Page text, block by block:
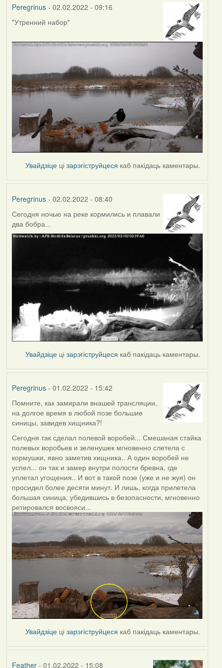
Peregrinus- 02.02.2022 - 09:16
"Утренний набор"
Увайдзіце цізарэгіструйцеся каб пакідаць каментары.
Peregrinus- 02.02.2022 - 08:40
Сегодня ночью на реке кормились и плавали
два бобра...
Увайдзіце цізарэгіструйцеся каб пакідаць каментары.
Peregrinus- 01.02.2022 - 15:42
Помните, как замирали внашей трансляции,
на долгое время в любой позе большие
синицы, завидев хищника?!
Сегодня так сделал полевой воробей... Смешаная стайка
полевых воробьев и зеленушек мгновенно слетела с
кормушки, явно заметив хищника.. А один воробей не
успел... он так и замер внутри полости бревна, где
уплетал угощения.. И вот в такой позе (уже и не жуя) он
просидел более десяти минут. И лишь, когда прилетела
большая синица, убедившись в безопасности, мгновенно
ретировался восвояси...
Увайдзіце цізарэгіструйцеся каб пакідаць каментары.
Feather- 01.02.2022 - 15:08